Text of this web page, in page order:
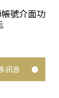
號介面功
訊息